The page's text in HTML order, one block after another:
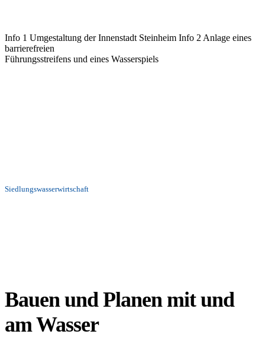
Info 1 Umgestaltung der Innenstadt Steinheim Info 2 Anlage eines
barrierefreien
Führungsstreifens und eines Wasserspiels
Siedlungswasserwirtschaft
Bauen und Planen mit und
am Wasser